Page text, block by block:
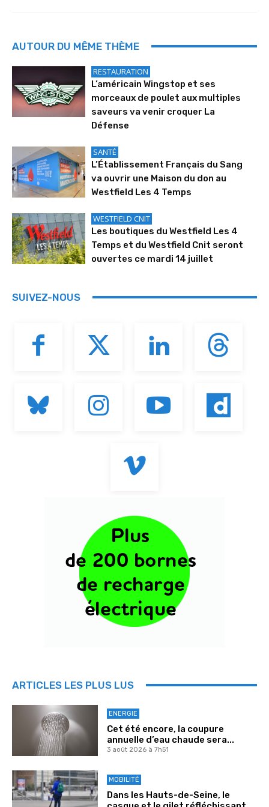
AUTOUR DU MÊME THÈME
RESTAURATION
L’américain Wingstop et ses
morceaux de poulet aux multiples
saveurs va venir croquer La
Défense
SANTÉ
L’Établissement Français du Sang
va ouvrir une Maison du don au
Westfield Les 4 Temps
WESTFIELD CNIT
Les boutiques du Westfield Les 4
Temps et du Westfield Cnit seront
ouvertes ce mardi 14 juillet
SUIVEZ-NOUS
ARTICLES LES PLUS LUS
ENERGIE
Cet été encore, la coupure
annuelle d’eau chaude sera...
3 août 2026 à 7h51
MOBILITÉ
Dans les Hauts-de-Seine, le